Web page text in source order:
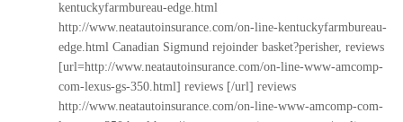
kentuckyfarmbureau-edge.html
http://www.neatautoinsurance.com/on-line-kentuckyfarmbureau-
edge.html Canadian Sigmund rejoinder basket?perisher, reviews
[url=http://www.neatautoinsurance.com/on-line-www-amcomp-
com-lexus-gs-350.html] reviews [/url] reviews
http://www.neatautoinsurance.com/on-line-www-amcomp-com-